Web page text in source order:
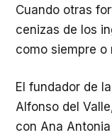
Cuando otras
cenizas de los
como siempre o
El fundador de
Alfonso del
con Ana